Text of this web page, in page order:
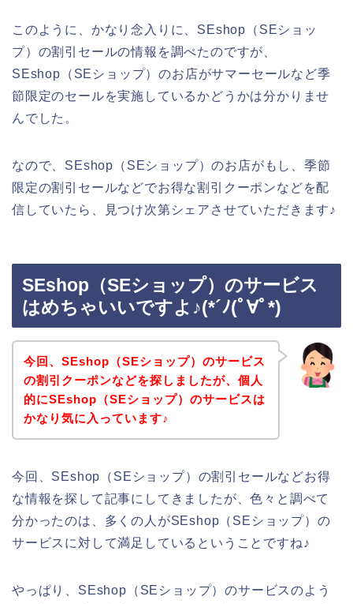
このように、かなり念入りに、SEshop（SEショッ
プ）の割引セールの情報を調べたのですが、
SEshop（SEショップ）のお店がサマーセールなど季
節限定のセールを実施しているかどうかは分かりませ
んでした。
なので、SEshop（SEショップ）のお店がもし、季節
限定の割引セールなどでお得な割引クーポンなどを配
信していたら、見つけ次第シェアさせていただきます♪
SEshop（SEショップ）のサービス
はめちゃいいですよ♪(*´ﾉ(ﾟ∀ﾟ*)
今回、SEshop（SEショップ）のサービス
の割引クーポンなどを探しましたが、個人
的にSEshop（SEショップ）のサービスは
かなり気に入っています♪
今回、SEshop（SEショップ）の割引セールなどお得
な情報を探して記事にしてきましたが、色々と調べて
分かったのは、多くの人がSEshop（SEショップ）の
サービスに対して満足しているということですね♪
やっぱり、SEshop（SEショップ）のサービスのよう